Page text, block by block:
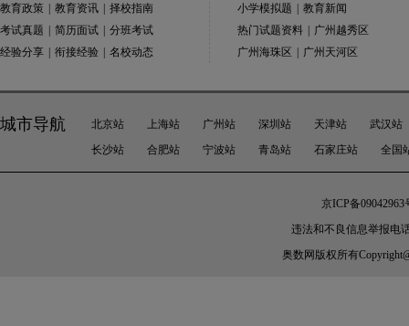
教育政策 教育资讯
择校指南
考试真题
简历面试
分班考试
经验分享
衔接经验 名校动态
小学模拟题
教育新闻
热门试题资料
广州越秀区
广州海珠区
广州天河区
城市导航 北京站 上海站 广州站 深圳站 天津站
武汉站
长沙站
合肥站 宁波站 青岛站 石家庄站 全国
京ICP备09042963
违法和不良信息举报电
奥数网 版权所有